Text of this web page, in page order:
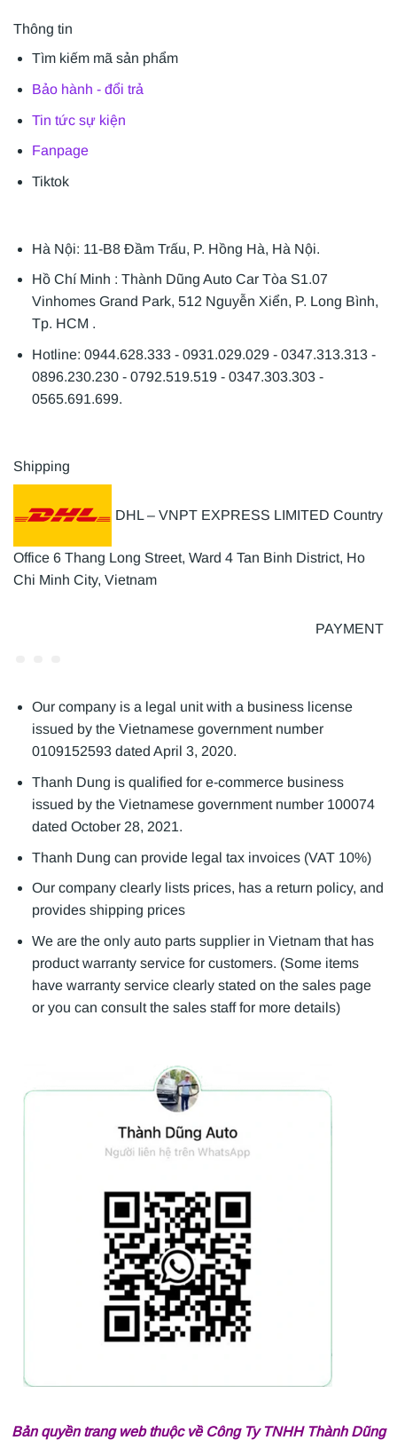
Thông tin
Tìm kiếm mã sản phẩm
Bảo hành - đổi trả
Tin tức sự kiện
Fanpage
Tiktok
Hà Nội: 11-B8 Đầm Trấu, P. Hồng Hà, Hà Nội.
Hồ Chí Minh : Thành Dũng Auto Car Tòa S1.07
Vinhomes Grand Park, 512 Nguyễn Xiển, P. Long Bình,
Tp. HCM .
Hotline: 0944.628.333 - 0931.029.029 - 0347.313.313 -
0896.230.230 - 0792.519.519 - 0347.303.303 -
0565.691.699.
Shipping
DHL – VNPT EXPRESS LIMITED Country
Office 6 Thang Long Street, Ward 4 Tan Binh District, Ho
Chi Minh City, Vietnam
PAYMENT
Our company is a legal unit with a business license
issued by the Vietnamese government number
0109152593 dated April 3, 2020.
Thanh Dung is qualified for e-commerce business
issued by the Vietnamese government number 100074
dated October 28, 2021.
Thanh Dung can provide legal tax invoices (VAT 10%)
Our company clearly lists prices, has a return policy, and
provides shipping prices
We are the only auto parts supplier in Vietnam that has
product warranty service for customers. (Some items
have warranty service clearly stated on the sales page
or you can consult the sales staff for more details)
Bản quyền trang web thuộc về Công Ty TNHH Thành Dũng